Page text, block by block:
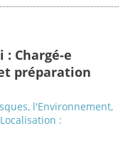
Chargé-e
préparation
l'Environnement,
: